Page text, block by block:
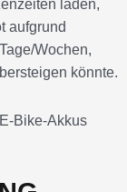
aufgrund
Wochen,
könnte.